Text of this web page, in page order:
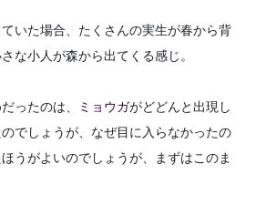
いた場合、たくさんの実生が春から背
な小人が森から出てくる感じ。
ったのは、 ミョウガがどどんと出現し
でしょうが、なぜ目に入らなかったの
うがよいのでしょうが、まずはこのま